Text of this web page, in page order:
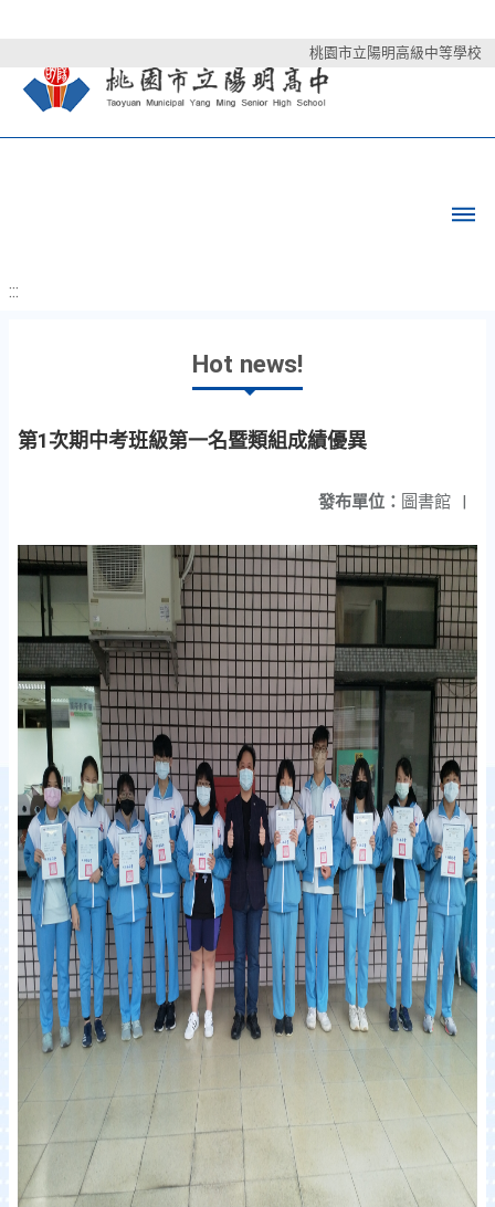
桃園市立陽明高級中等學校
:::
Hot news!
第1次期中考班級第一名暨類組成績優異
發布單位： 圖書館 |